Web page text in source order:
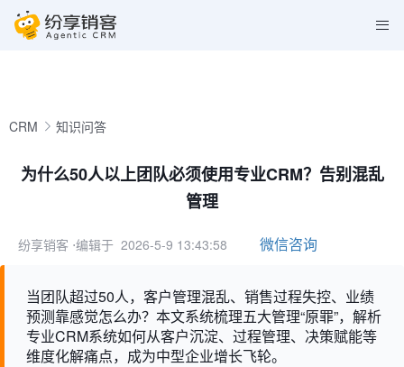
CRM 知识问答
为什么50人以上团队必须使用专业CRM？告别混乱
管理
纷享销客 ⋅编辑于 2026-5-9 13:43:58 微信咨询
当团队超过50人，客户管理混乱、销售过程失控、业绩
预测靠感觉怎么办？本文系统梳理五大管理“原罪”，解析
专业CRM系统如何从客户沉淀、过程管理、决策赋能等
维度化解痛点，成为中型企业增长飞轮。